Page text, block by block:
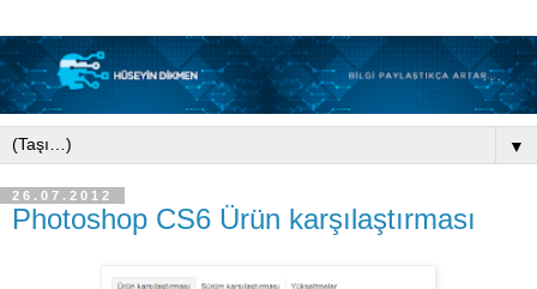
▼
26.07.2012
Photoshop CS6 Ürün karşılaştırması